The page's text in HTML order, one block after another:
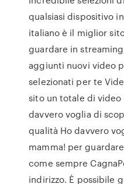
qualsiasi dispositivo
italiano è il miglior
guardare in
aggiunti nuovi video
selezionati per te
sito un totale di video
davvero voglia di
qualità Ho davvero
mamma! per
come sempre
indirizzo. È possibile